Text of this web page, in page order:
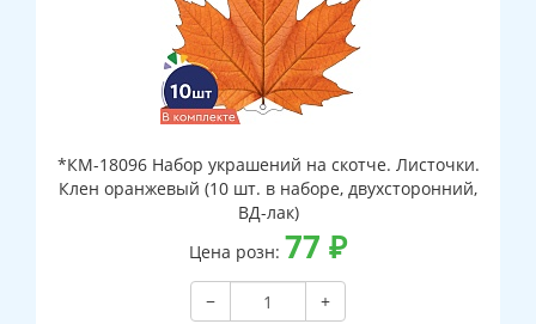
*КМ-18096 Набор украшений на скотче. Листочки.
Клен оранжевый (10 шт. в наборе, двухсторонний,
ВД-лак)
Цена розн: 77 ₽
−
+